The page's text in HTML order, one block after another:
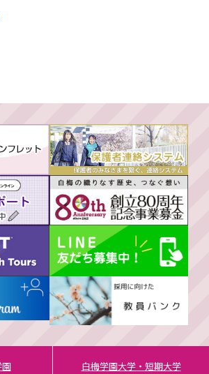
白梅学園大学・短期大学